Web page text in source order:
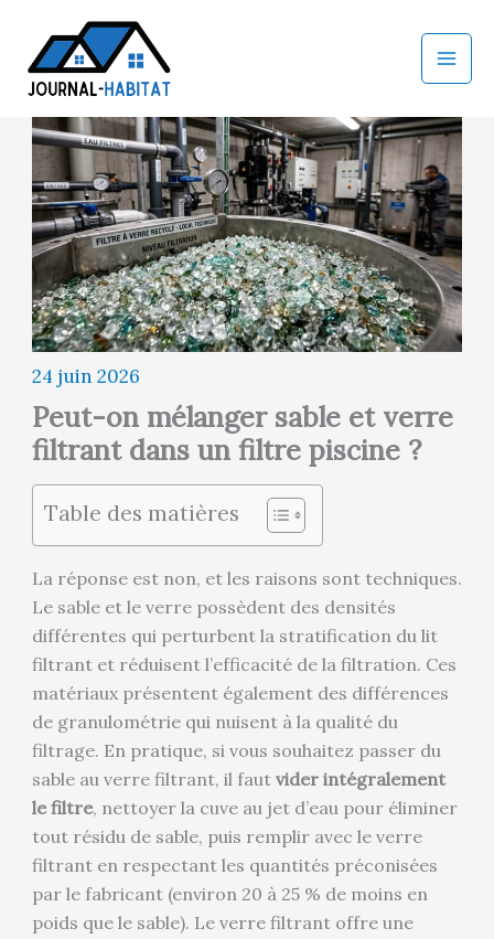
contenu
24 juin 2026
Peut-on mélanger sable et verre
filtrant dans un filtre piscine ?
Table des matières
La réponse est non, et les raisons sont techniques.
Le sable et le verre possèdent des densités
différentes qui perturbent la stratification du lit
filtrant et réduisent l’efficacité de la filtration. Ces
matériaux présentent également des différences
de granulométrie qui nuisent à la qualité du
filtrage. En pratique, si vous souhaitez passer du
sable au verre filtrant, il faut vider intégralement
le filtre, nettoyer la cuve au jet d’eau pour éliminer
tout résidu de sable, puis remplir avec le verre
filtrant en respectant les quantités préconisées
par le fabricant (environ 20 à 25 % de moins en
poids que le sable). Le verre filtrant offre une